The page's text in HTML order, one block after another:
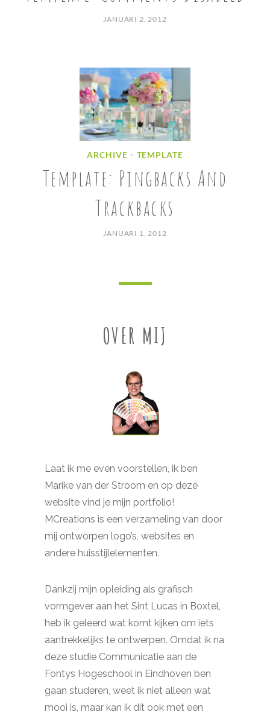
JANUARI 2, 2012
ARCHIVE • TEMPLATE
Template: Pingbacks And
Trackbacks
JANUARI 1, 2012
OVER MIJ
Laat ik me even voorstellen, ik ben
Marike van der Stroom en op deze
website vind je mijn portfolio!
MCreations is een verzameling van door
mij ontworpen logo’s, websites en
andere huisstijlelementen.
Dankzij mijn opleiding als grafisch
vormgever aan het Sint Lucas in Boxtel,
heb ik geleerd wat komt kijken om iets
aantrekkelijks te ontwerpen. Omdat ik na
deze studie Communicatie aan de
Fontys Hogeschool in Eindhoven ben
gaan studeren, weet ik niet alleen wat
mooi is, maar kan ik dit ook met een